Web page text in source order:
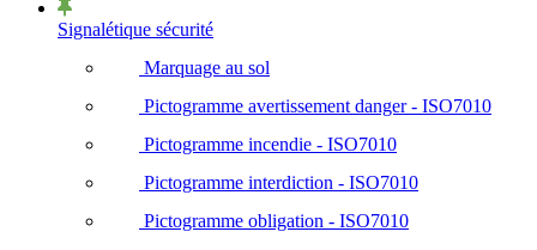
Signalétique sécurité
Marquage au sol
Pictogramme avertissement danger - ISO7010
Pictogramme incendie - ISO7010
Pictogramme interdiction - ISO7010
Pictogramme obligation - ISO7010